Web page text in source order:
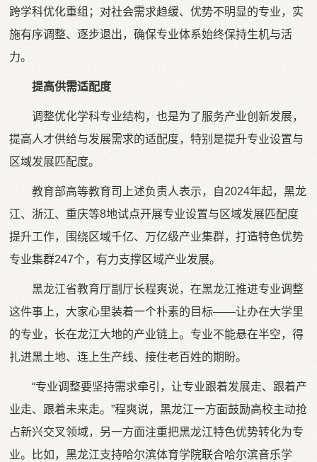
跨学科优化重组；对社会需求趋缓、优势不明显的专业，实
施有序调整、逐步退出，确保专业体系始终保持生机与活
力。
提高供需适配度
调整优化学科专业结构，也是为了服务产业创新发展，
提高人才供给与发展需求的适配度，特别是提升专业设置与
区域发展匹配度。
教育部高等教育司上述负责人表示，自2024年起，黑龙
江、浙江、重庆等8地试点开展专业设置与区域发展匹配度
提升工作，围绕区域千亿、万亿级产业集群，打造特色优势
专业集群247个，有力支撑区域产业发展。
黑龙江省教育厅副厅长程爽说，在黑龙江推进专业调整
这件事上，大家心里装着一个朴素的目标——让办在大学里
的专业，长在龙江大地的产业链上。专业不能悬在半空，得
扎进黑土地、连上生产线、接住老百姓的期盼。
“专业调整要坚持需求牵引，让专业跟着发展走、跟着产
业走、跟着未来走。”程爽说，黑龙江一方面鼓励高校主动抢
占新兴交叉领域，另一方面注重把黑龙江特色优势转化为专
业。比如，黑龙江支持哈尔滨体育学院联合哈尔滨音乐学